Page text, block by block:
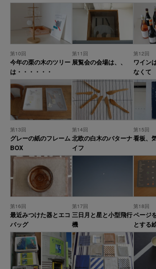
第10回
今年の栗の木のツリー
は・・・・・・
第11回
展覧会の会場は、、
第12回
ワイン
なくて
第13回
グレーの紙のフレーム
BOX
第14回
北欧の白木のバターナ
イフ
第15回
看板、
第16回
最近みつけた器とエコ
バッグ
第17回
三日月と星と小型飛行
機
第18回
ページ
とする